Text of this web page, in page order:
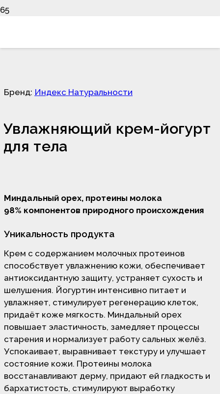
Бренд: Индекс Натуральности
Увлажняющий крем-йогурт
для тела
Миндальный орех, протеины молока
98% компонентов природного происхождения
Уникальность продукта
Крем с содержанием молочных протеинов
способствует увлажнению кожи, обеспечивает
антиоксидантную защиту, устраняет сухость и
шелушения. Йогуртин интенсивно питает и
увлажняет, стимулирует регенерацию клеток,
придаёт коже мягкость. Миндальный орех
повышает эластичность, замедляет процессы
старения и нормализует работу сальных желёз.
Успокаивает, выравнивает текстуру и улучшает
состояние кожи. Протеины молока
восстанавливают дерму, придают ей гладкость и
бархатистость, стимулируют выработку